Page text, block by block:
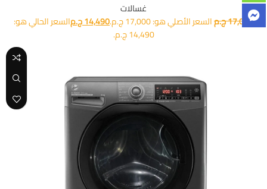
غسالات
17,000ج.مالسعر الأصلي هو: 17,000 ج.م. 14,490ج.مالسعر الحالي هو:
14,490 ج.م.